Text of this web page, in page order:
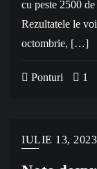
cu peste 2500
Rezultatele le
octombrie, […]
Ponturi 1
IULIE 13, 2023